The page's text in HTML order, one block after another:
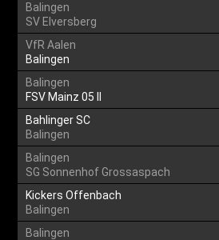
Balingen
SV Elversberg
VfR Aalen
Balingen
Balingen
FSV Mainz 05 II
Bahlinger SC
Balingen
Balingen
SG Sonnenhof Grossaspach
Kickers Offenbach
Balingen
Balingen